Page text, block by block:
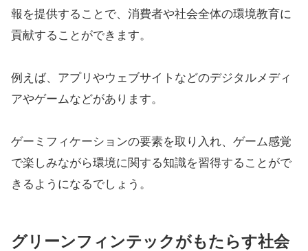
報を提供することで、消費者や社会全体の環境教育に
貢献することができます。
例えば、アプリやウェブサイトなどのデジタルメディ
アやゲームなどがあります。
ゲーミフィケーションの要素を取り入れ、ゲーム感覚
で楽しみながら環境に関する知識を習得することがで
きるようになるでしょう。
グリーンフィンテックがもたらす社会